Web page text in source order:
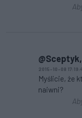
2015-10-08
Myślicie, że
naiwni?